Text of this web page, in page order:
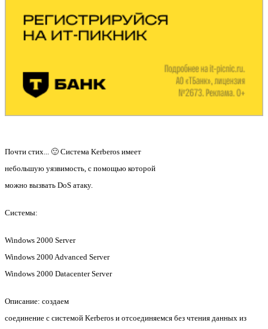
Почти стих... 🙂 Система Kerberos имеет
небольшую уязвимость, с помощью которой
можно вызвать DoS атаку.
Системы:
Windows 2000 Server
Windows 2000 Advanced Server
Windows 2000 Datacenter Server
Описание: создаем
соединение с системой Kerberos и отсоединяемся без чтения данных из